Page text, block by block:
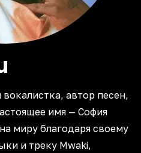
автор песен,
имя — София
миру благодаря своему
и треку Mwaki,